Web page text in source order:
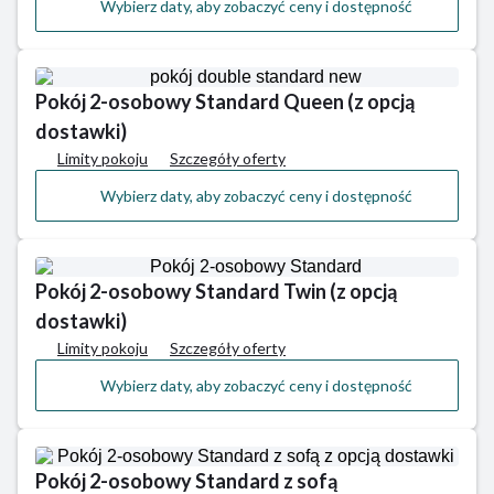
Wybierz daty, aby zobaczyć ceny i dostępność
Pokój 2-osobowy Standard Queen (z opcją
dostawki)
Limity pokoju
Szczegóły oferty
Wybierz daty, aby zobaczyć ceny i dostępność
Pokój 2-osobowy Standard Twin (z opcją
dostawki)
Limity pokoju
Szczegóły oferty
Wybierz daty, aby zobaczyć ceny i dostępność
Pokój 2-osobowy Standard z sofą